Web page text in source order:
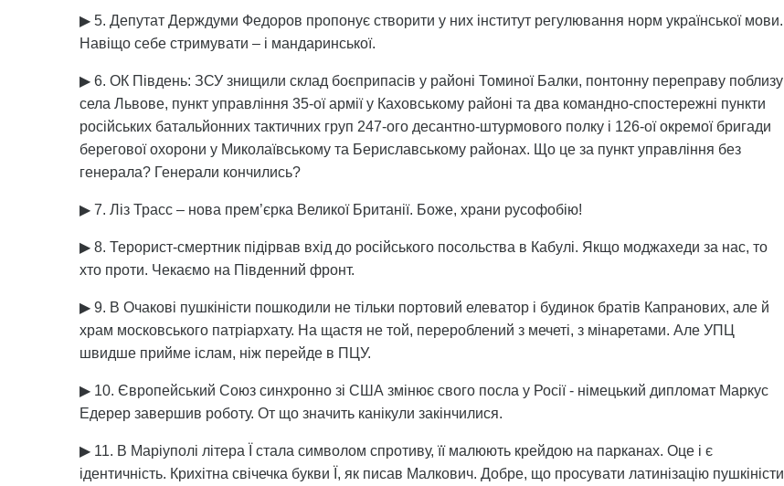
▶ 5. Депутат Держдуми Федоров пропонує створити у них інститут регулювання норм української мови.
Навіщо себе стримувати – і мандаринської.
▶ 6. ОК Південь: ЗСУ знищили склад боєприпасів у районі Томиної Балки, понтонну переправу поблизу
села Львове, пункт управління 35-ої армії у Каховському районі та два командно-спостережні пункти
російських батальйонних тактичних груп 247-ого десантно-штурмового полку і 126-ої окремої бригади
берегової охорони у Миколаївському та Бериславському районах. Що це за пункт управління без
генерала? Генерали кончились?
▶ 7. Ліз Трасс – нова прем’єрка Великої Британії. Боже, храни русофобію!
▶ 8. Терорист-смертник підірвав вхід до російського посольства в Кабулі. Якщо моджахеди за нас, то
хто проти. Чекаємо на Південний фронт.
▶ 9. В Очакові пушкіністи пошкодили не тільки портовий елеватор і будинок братів Капранових, але й
храм московського патріархату. На щастя не той, перероблений з мечеті, з мінаретами. Але УПЦ
швидше прийме іслам, ніж перейде в ПЦУ.
▶ 10. Європейський Союз синхронно зі США змінює свого посла у Росії - німецький дипломат Маркус
Едерер завершив роботу. От що значить канікули закінчилися.
▶ 11. В Маріуполі літера Ї стала символом спротиву, її малюють крейдою на парканах. Оце і є
ідентичність. Крихітна свічечка букви Ї, як писав Малкович. Добре, що просувати латинізацію пушкіністи